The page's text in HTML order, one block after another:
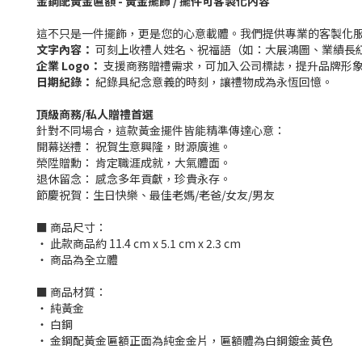
這不只是一件擺飾，更是您的心意載體。我們提供專業的客製化
文字內容： 可刻上收禮人姓名、祝福語（如：大展鴻圖、業績長
企業 Logo： 支援商務贈禮需求，可加入公司標誌，提升品牌形
日期紀錄： 紀錄具紀念意義的時刻，讓禮物成為永恆回憶。
頂級商務/私人贈禮首選
針對不同場合，這款黃金擺件皆能精準傳達心意：
開幕送禮： 祝賀生意興隆，財源廣進。
榮陞贈勳： 肯定職涯成就，大氣體面。
退休留念： 感念多年貢獻，珍貴永存。
節慶祝賀：生日快樂、最佳老媽/老爸/女友/男友
■ 商品尺寸：
‧ 此款商品約 11.4 cm x 5.1 cm x 2.3 cm
‧ 商品為全立體
■ 商品材質：
‧ 純黃金
‧ 白鋼
‧ 金鋼配黃金匾額正面為純金金片，匾額體為白鋼鍍金黃色